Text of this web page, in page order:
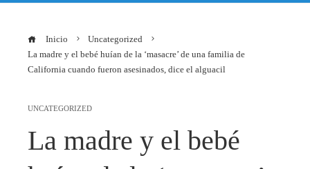
Inicio
Uncategorized
La madre y el bebé huían de la ‘masacre’ de una familia de
California cuando fueron asesinados, dice el alguacil
UNCATEGORIZED
La madre y el bebé